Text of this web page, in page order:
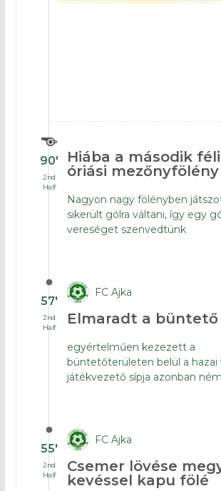
90′
2nd
Half
Hiába a második
óriási mezőnyfölény
Nagyon nagy fölényben
sikerült gólra váltani, így egy
vereséget szenvedtünk
57′
2nd
Half
FC Ajka
Elmaradt a büntető
egyértelműen kezezett a
büntetőterületen belül a hazai
játékvezető sípja azonban
55′
2nd
Half
FC Ajka
Csemer lövése
kevéssel kapu fölé